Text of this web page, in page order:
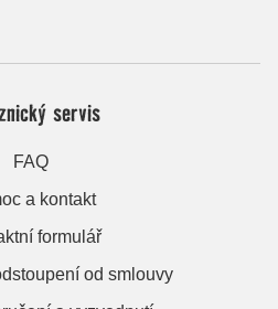
servis
FAQ
a kontakt
formulář
od smlouvy